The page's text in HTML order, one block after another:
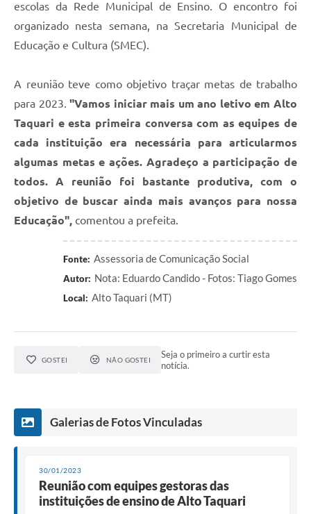
escolas da Rede Municipal de Ensino. O encontro foi
organizado nesta semana, na Secretaria Municipal de
Educação e Cultura (SMEC).
A reunião teve como objetivo traçar metas de trabalho
para 2023."Vamos iniciar mais um ano letivo em Alto
Taquari e esta primeira conversa com as equipes de
cada instituição era necessária para articularmos
algumas metas e ações. Agradeço a participação de
todos. A reunião foi bastante produtiva, com o
objetivo de buscar ainda mais avanços para nossa
Educação", comentou a prefeita.
Fonte: Assessoria de Comunicação Social
Autor: Nota: Eduardo Candido - Fotos: Tiago Gomes
Local: Alto Taquari (MT)
GOSTEI NÃO GOSTEI
Seja o primeiro a curtir esta
notícia.
Galerias de Fotos Vinculadas
30/01/2023
Reunião com equipes gestoras das
instituições de ensino de Alto Taquari